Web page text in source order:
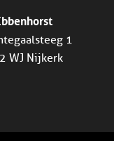
1
WJ Nijkerk